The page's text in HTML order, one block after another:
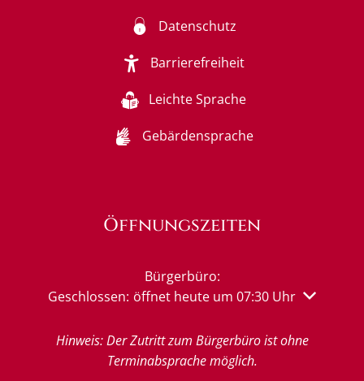
Datenschutz
Barrierefreiheit
Leichte Sprache
Gebärdensprache
Öffnungszeiten
Bürgerbüro:
Klicken, um weitere Öffnungs- oder Schließzeiten
Geschlossen: öffnet heute um 07:30 Uhr
Hinweis: Der Zutritt zum Bürgerbüro ist ohne
Terminabsprache möglich.